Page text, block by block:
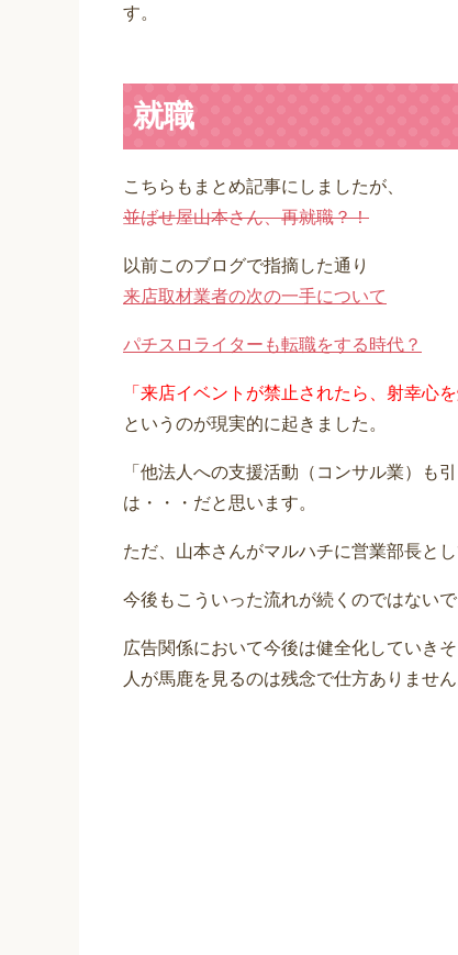
す。
就職
こちらもまとめ記事にしましたが、
並ばせ屋山本さん、再就職？！
以前このブログで指摘した通り
来店取材業者の次の一手について
パチスロライターも転職をする時代？
「来店イベントが禁止されたら、射幸心
というのが現実的に起きました。
「他法人への支援活動（コンサル業）も
は・・・だと思います。
ただ、山本さんがマルハチに営業部長と
今後もこういった流れが続くのではないで
広告関係において今後は健全化していき
人が馬鹿を見るのは残念で仕方ありません